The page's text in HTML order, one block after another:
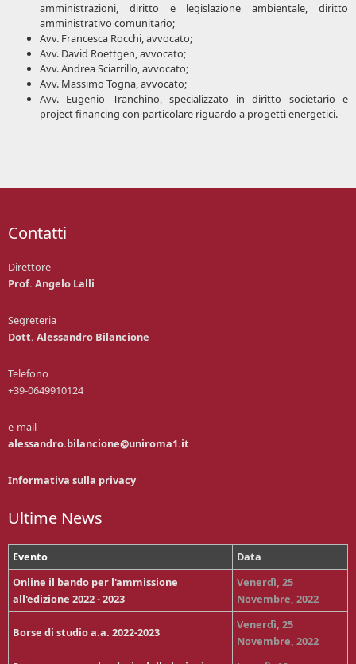
amministrazioni, diritto e legislazione ambientale, diritto
amministrativo comunitario;
Avv. Francesca Rocchi, avvocato;
Avv. David Roettgen, avvocato;
Avv. Andrea Sciarrillo, avvocato;
Avv. Massimo Togna, avvocato;
Avv. Eugenio Tranchino, specializzato in diritto societario e
project financing con particolare riguardo a progetti energetici.
Contatti
Direttore
Prof. Angelo Lalli
Segreteria
Dott. Alessandro Bilancione
Telefono
+39-0649910124
e-mail
alessandro.bilancione@uniroma1.it
Informativa sulla privacy
Ultime News
Evento
Data
Online il bando per l'ammissione
all'edizione 2022 - 2023
Venerdì, 25
Novembre, 2022
Borse di studio a.a. 2022-2023
Venerdì, 25
Novembre, 2022